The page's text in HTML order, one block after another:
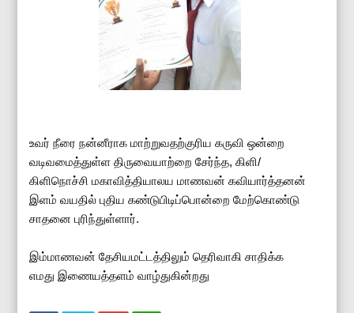
உவர் நீரை நன்னீராக மாற்றுவதற்குரிய கருவி ஒன்றை
வடிவமைத்துள்ள திருவையாற்றை சேர்ந்த, கிளி/
கிளிநொச்சி மகாவித்தியாலய மாணவன் கவியார்த்தனன்
இளம் வயதில் புதிய கண்டுபிடிப்பொன்றை மேற்கொண்டு
சாதனை புரிந்துள்ளார்.
இம்மாணவன் தேசியமட்டத்திலும் தெரிவாகி சாதிக்க
எமது இணையத்தளம் வாழ்துகின்றது